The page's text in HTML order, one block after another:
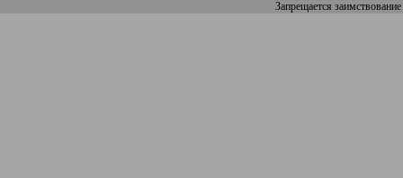
Запрещается